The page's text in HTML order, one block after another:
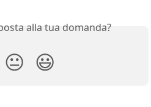
alla tua domanda?
😐 😃